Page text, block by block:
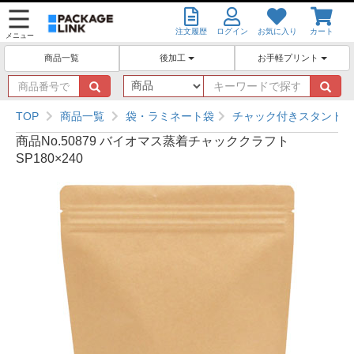
メニュー 注文履歴 ログイン お気に入り カート
商品一覧 後加工 お手軽プリント
商
品
番
号
で
探
キ
ー
ワ
ー
ド
TOP 商品一覧 袋・ラミネート袋 チャック付きスタンド
商品No.50879 バイオマス蒸着チャッククラフト
SP180×240